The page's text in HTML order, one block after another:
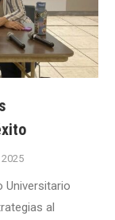
Universitario
al